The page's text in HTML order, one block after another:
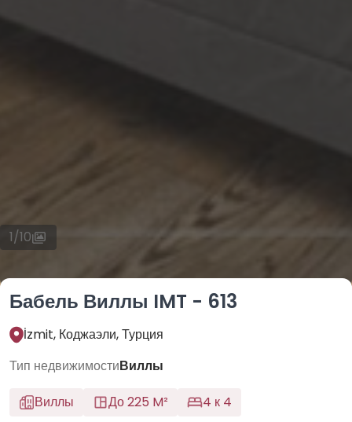
1/10
Бабель Виллы IMT - 613
İzmit, Коджаэли, Турция
Тип недвижимостиВиллы
Виллы
До 225 M² 4 к 4